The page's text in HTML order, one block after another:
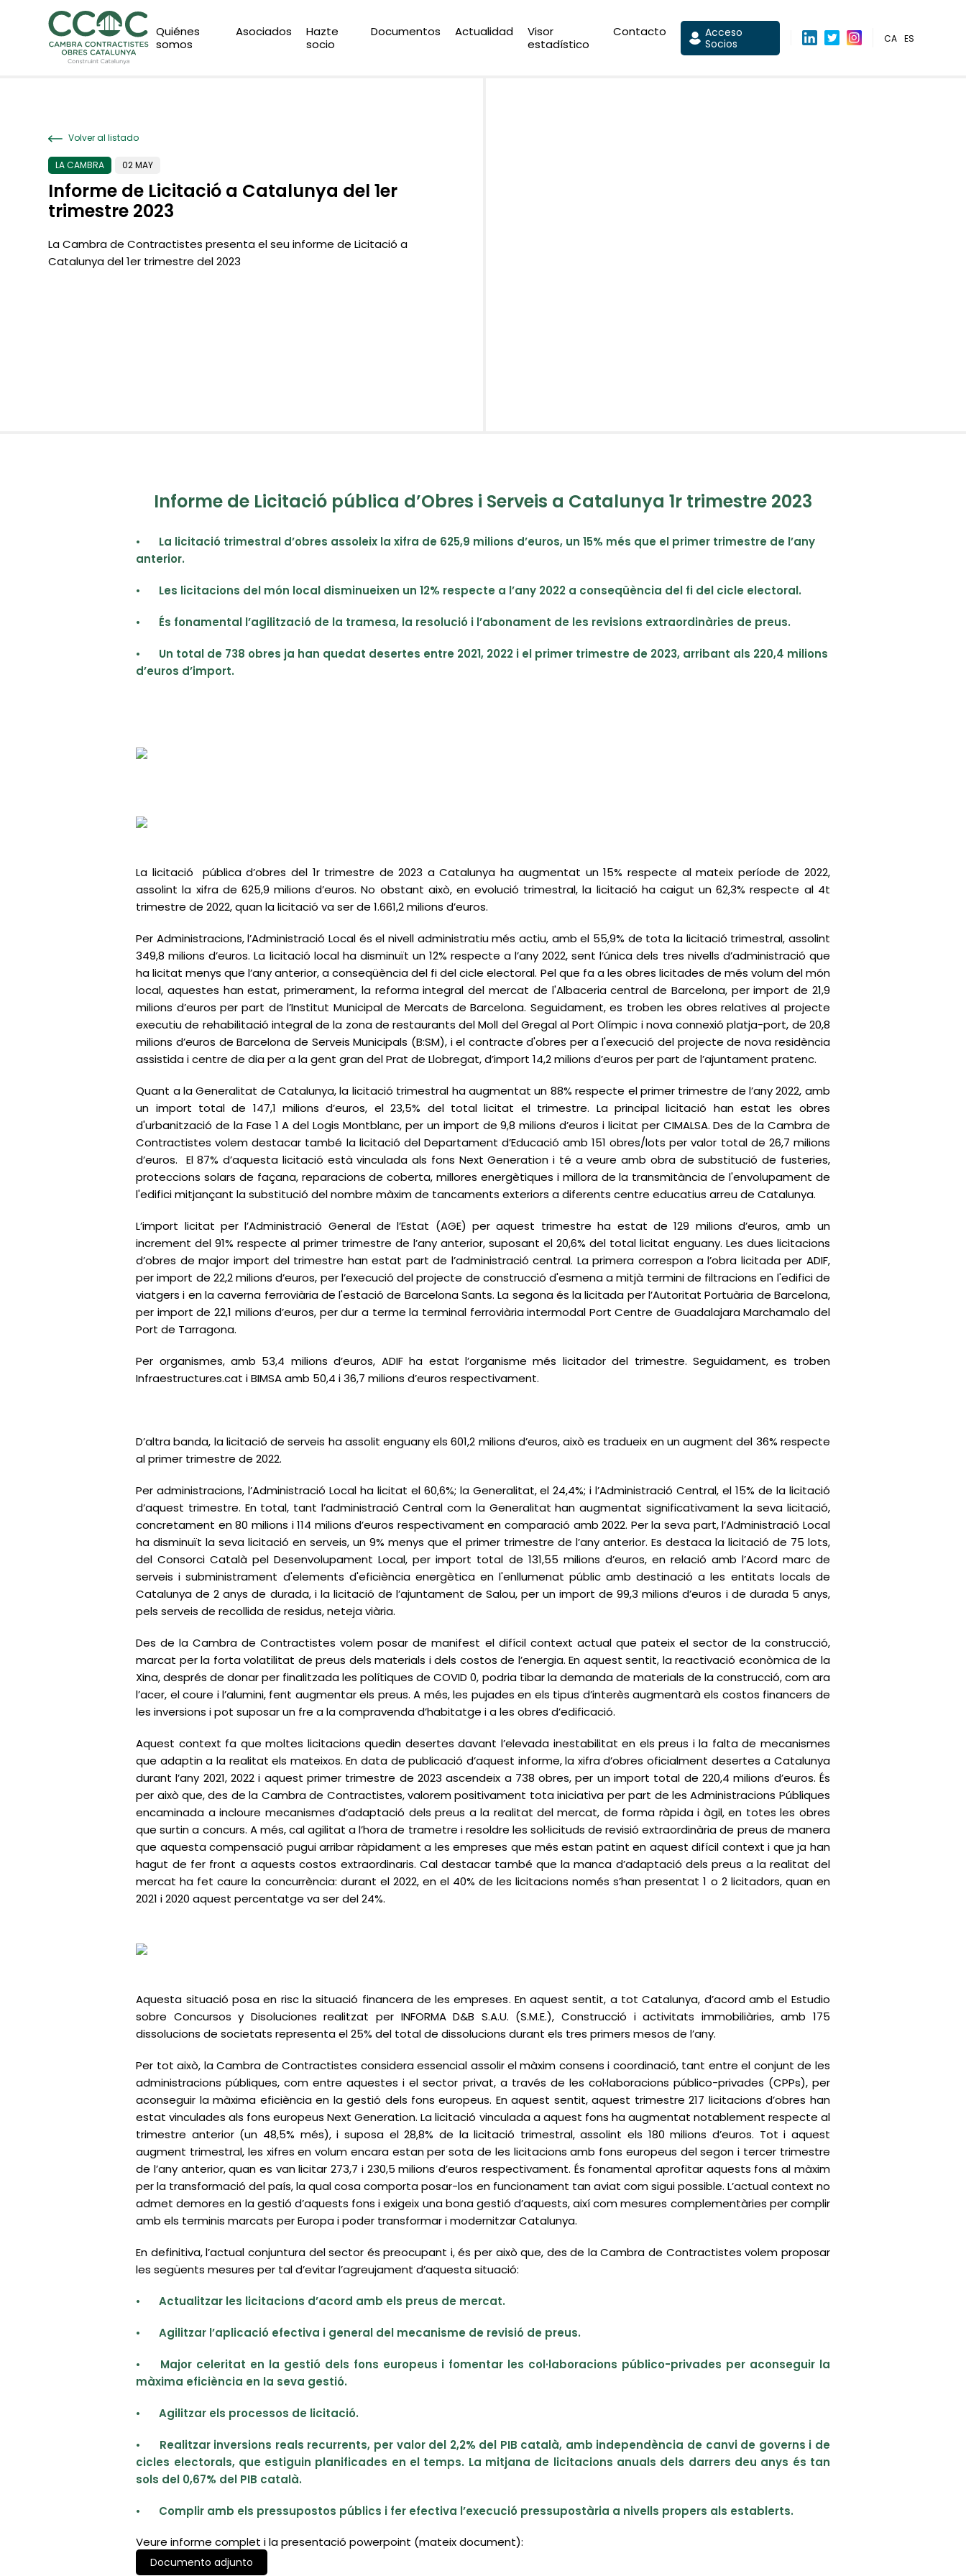
Quiénes
somos
Asociados
Hazte
socio
Documentos Actualidad
Visor
estadístico
Contacto
Acceso
Socios
CA ES
Volver al listado
LA CAMBRA 02 MAY
Informe de Licitació a Catalunya del 1er
trimestre 2023
La Cambra de Contractistes presenta el seu informe de Licitació a
Catalunya del 1er trimestre del 2023
Informe de Licitació pública d’Obres i Serveis a Catalunya 1r trimestre 2023
•
La licitació trimestral d’obres assoleix la xifra de 625,9 milions d’euros, un 15% més que el primer trimestre de l’any
anterior.
• Les licitacions del món local disminueixen un 12% respecte a l’any 2022 a conseqüència del fi del cicle electoral.
• És fonamental l’agilització de la tramesa, la resolució i l’abonament de les revisions extraordinàries de preus.
•
Un total de 738 obres ja han quedat desertes entre 2021, 2022 i el primer trimestre de 2023, arribant als 220,4 milions
d’euros d’import.
La licitació pública d’obres del 1r trimestre de 2023 a Catalunya ha augmentat un 15% respecte al mateix període de 2022,
assolint la xifra de 625,9 milions d’euros. No obstant això, en evolució trimestral, la licitació ha caigut un 62,3% respecte al 4t
trimestre de 2022, quan la licitació va ser de 1.661,2 milions d’euros.
Per Administracions, l’Administració Local és el nivell administratiu més actiu, amb el 55,9% de tota la licitació trimestral, assolint
349,8 milions d’euros. La licitació local ha disminuït un 12% respecte a l’any 2022, sent l’única dels tres nivells d’administració que
ha licitat menys que l’any anterior, a conseqüència del fi del cicle electoral. Pel que fa a les obres licitades de més volum del món
local, aquestes han estat, primerament, la reforma integral del mercat de l'Albaceria central de Barcelona, per import de 21,9
milions d’euros per part de l’Institut Municipal de Mercats de Barcelona. Seguidament, es troben les obres relatives al projecte
executiu de rehabilitació integral de la zona de restaurants del Moll del Gregal al Port Olímpic i nova connexió platja-port, de 20,8
milions d’euros de Barcelona de Serveis Municipals (B:SM), i el contracte d'obres per a l'execució del projecte de nova residència
assistida i centre de dia per a la gent gran del Prat de Llobregat, d’import 14,2 milions d’euros per part de l’ajuntament pratenc.
Quant a la Generalitat de Catalunya, la licitació trimestral ha augmentat un 88% respecte el primer trimestre de l’any 2022, amb
un import total de 147,1 milions d’euros, el 23,5% del total licitat el trimestre. La principal licitació han estat les obres
d'urbanització de la Fase 1 A del Logis Montblanc, per un import de 9,8 milions d’euros i licitat per CIMALSA. Des de la Cambra de
Contractistes volem destacar també la licitació del Departament d’Educació amb 151 obres/lots per valor total de 26,7 milions
d’euros. El 87% d’aquesta licitació està vinculada als fons Next Generation i té a veure amb obra de substitució de fusteries,
proteccions solars de façana, reparacions de coberta, millores energètiques i millora de la transmitància de l'envolupament de
l'edifici mitjançant la substitució del nombre màxim de tancaments exteriors a diferents centre educatius arreu de Catalunya.
L’import licitat per l’Administració General de l’Estat (AGE) per aquest trimestre ha estat de 129 milions d’euros, amb un
increment del 91% respecte al primer trimestre de l’any anterior, suposant el 20,6% del total licitat enguany. Les dues licitacions
d’obres de major import del trimestre han estat part de l’administració central. La primera correspon a l’obra licitada per ADIF,
per import de 22,2 milions d’euros, per l’execució del projecte de construcció d'esmena a mitjà termini de filtracions en l'edifici de
viatgers i en la caverna ferroviària de l'estació de Barcelona Sants. La segona és la licitada per l’Autoritat Portuària de Barcelona,
per import de 22,1 milions d’euros, per dur a terme la terminal ferroviària intermodal Port Centre de Guadalajara Marchamalo del
Port de Tarragona.
Per organismes, amb 53,4 milions d’euros, ADIF ha estat l’organisme més licitador del trimestre. Seguidament, es troben
Infraestructures.cat i BIMSA amb 50,4 i 36,7 milions d’euros respectivament.
D’altra banda, la licitació de serveis ha assolit enguany els 601,2 milions d’euros, això es tradueix en un augment del 36% respecte
al primer trimestre de 2022.
Per administracions, l’Administració Local ha licitat el 60,6%; la Generalitat, el 24,4%; i l’Administració Central, el 15% de la licitació
d’aquest trimestre. En total, tant l’administració Central com la Generalitat han augmentat significativament la seva licitació,
concretament en 80 milions i 114 milions d’euros respectivament en comparació amb 2022. Per la seva part, l’Administració Local
ha disminuït la seva licitació en serveis, un 9% menys que el primer trimestre de l’any anterior. Es destaca la licitació de 75 lots,
del Consorci Català pel Desenvolupament Local, per import total de 131,55 milions d’euros, en relació amb l’Acord marc de
serveis i subministrament d'elements d'eficiència energètica en l'enllumenat públic amb destinació a les entitats locals de
Catalunya de 2 anys de durada, i la licitació de l’ajuntament de Salou, per un import de 99,3 milions d’euros i de durada 5 anys,
pels serveis de recollida de residus, neteja viària.
Des de la Cambra de Contractistes volem posar de manifest el difícil context actual que pateix el sector de la construcció,
marcat per la forta volatilitat de preus dels materials i dels costos de l’energia. En aquest sentit, la reactivació econòmica de la
Xina, després de donar per finalitzada les polítiques de COVID 0, podria tibar la demanda de materials de la construcció, com ara
l’acer, el coure i l’alumini, fent augmentar els preus. A més, les pujades en els tipus d’interès augmentarà els costos financers de
les inversions i pot suposar un fre a la compravenda d’habitatge i a les obres d’edificació.
Aquest context fa que moltes licitacions quedin desertes davant l’elevada inestabilitat en els preus i la falta de mecanismes
que adaptin a la realitat els mateixos. En data de publicació d’aquest informe, la xifra d’obres oficialment desertes a Catalunya
durant l’any 2021, 2022 i aquest primer trimestre de 2023 ascendeix a 738 obres, per un import total de 220,4 milions d’euros. És
per això que, des de la Cambra de Contractistes, valorem positivament tota iniciativa per part de les Administracions Públiques
encaminada a incloure mecanismes d’adaptació dels preus a la realitat del mercat, de forma ràpida i àgil, en totes les obres
que surtin a concurs. A més, cal agilitat a l’hora de trametre i resoldre les sol·licituds de revisió extraordinària de preus de manera
que aquesta compensació pugui arribar ràpidament a les empreses que més estan patint en aquest difícil context i que ja han
hagut de fer front a aquests costos extraordinaris. Cal destacar també que la manca d’adaptació dels preus a la realitat del
mercat ha fet caure la concurrència: durant el 2022, en el 40% de les licitacions només s’han presentat 1 o 2 licitadors, quan en
2021 i 2020 aquest percentatge va ser del 24%.
Aquesta situació posa en risc la situació financera de les empreses. En aquest sentit, a tot Catalunya, d’acord amb el Estudio
sobre Concursos y Disoluciones realitzat per INFORMA D&B S.A.U. (S.M.E.), Construcció i activitats immobiliàries, amb 175
dissolucions de societats representa el 25% del total de dissolucions durant els tres primers mesos de l’any.
Per tot això, la Cambra de Contractistes considera essencial assolir el màxim consens i coordinació, tant entre el conjunt de les
administracions públiques, com entre aquestes i el sector privat, a través de les col·laboracions público-privades (CPPs), per
aconseguir la màxima eficiència en la gestió dels fons europeus. En aquest sentit, aquest trimestre 217 licitacions d’obres han
estat vinculades als fons europeus Next Generation. La licitació vinculada a aquest fons ha augmentat notablement respecte al
trimestre anterior (un 48,5% més), i suposa el 28,8% de la licitació trimestral, assolint els 180 milions d’euros. Tot i aquest
augment trimestral, les xifres en volum encara estan per sota de les licitacions amb fons europeus del segon i tercer trimestre
de l’any anterior, quan es van licitar 273,7 i 230,5 milions d’euros respectivament. És fonamental aprofitar aquests fons al màxim
per la transformació del país, la qual cosa comporta posar-los en funcionament tan aviat com sigui possible. L’actual context no
admet demores en la gestió d’aquests fons i exigeix una bona gestió d’aquests, així com mesures complementàries per complir
amb els terminis marcats per Europa i poder transformar i modernitzar Catalunya.
En definitiva, l’actual conjuntura del sector és preocupant i, és per això que, des de la Cambra de Contractistes volem proposar
les següents mesures per tal d’evitar l’agreujament d’aquesta situació:
• Actualitzar les licitacions d’acord amb els preus de mercat.
• Agilitzar l’aplicació efectiva i general del mecanisme de revisió de preus.
•
Major celeritat en la gestió dels fons europeus i fomentar les col·laboracions público-privades per aconseguir la
màxima eficiència en la seva gestió.
• Agilitzar els processos de licitació.
•
Realitzar inversions reals recurrents, per valor del 2,2% del PIB català, amb independència de canvi de governs i de
cicles electorals, que estiguin planificades en el temps. La mitjana de licitacions anuals dels darrers deu anys és tan
sols del 0,67% del PIB català.
• Complir amb els pressupostos públics i fer efectiva l’execució pressupostària a nivells propers als establerts.
Veure informe complet i la presentació powerpoint (mateix document):
Documento adjunto